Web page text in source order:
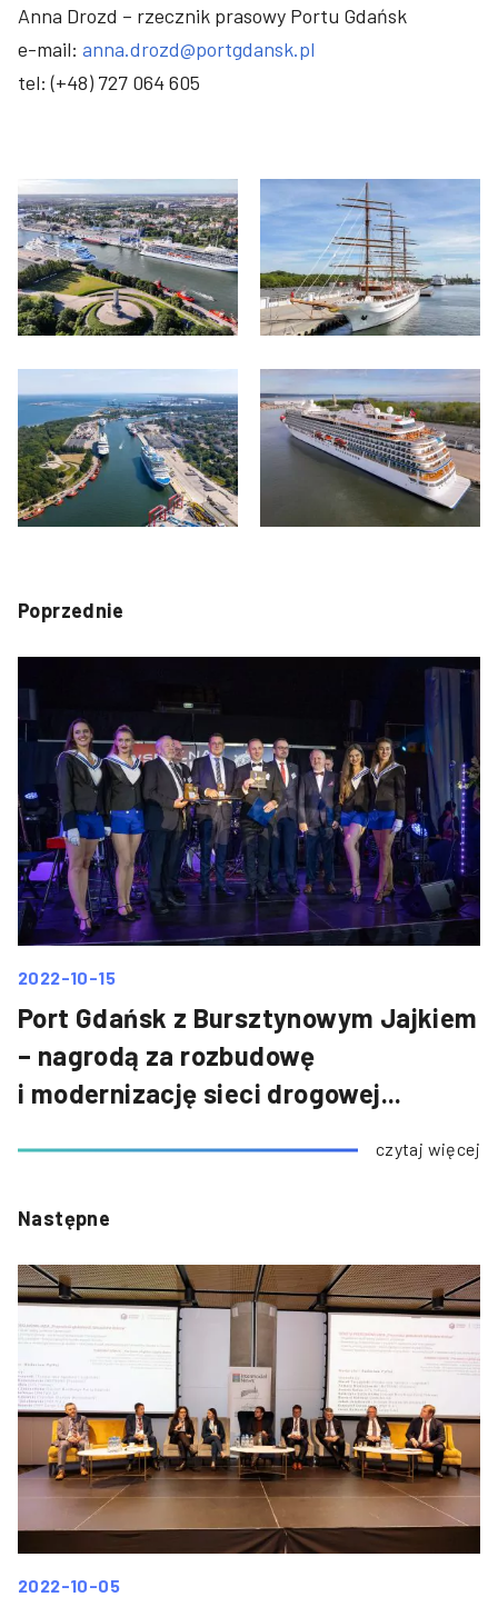
Anna Drozd – rzecznik prasowy Portu Gdańsk
e-mail: anna.drozd@portgdansk.pl
tel: (+48) 727 064 605
Poprzednie
2022-10-15
Port Gdańsk z Bursztynowym Jajkiem
– nagrodą za rozbudowę
i modernizację sieci drogowej...
czytaj więcej
Następne
2022-10-05